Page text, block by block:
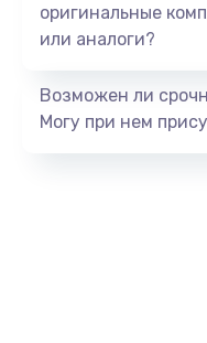
оригинальные
или аналоги?
Возможен ли
Могу при нем